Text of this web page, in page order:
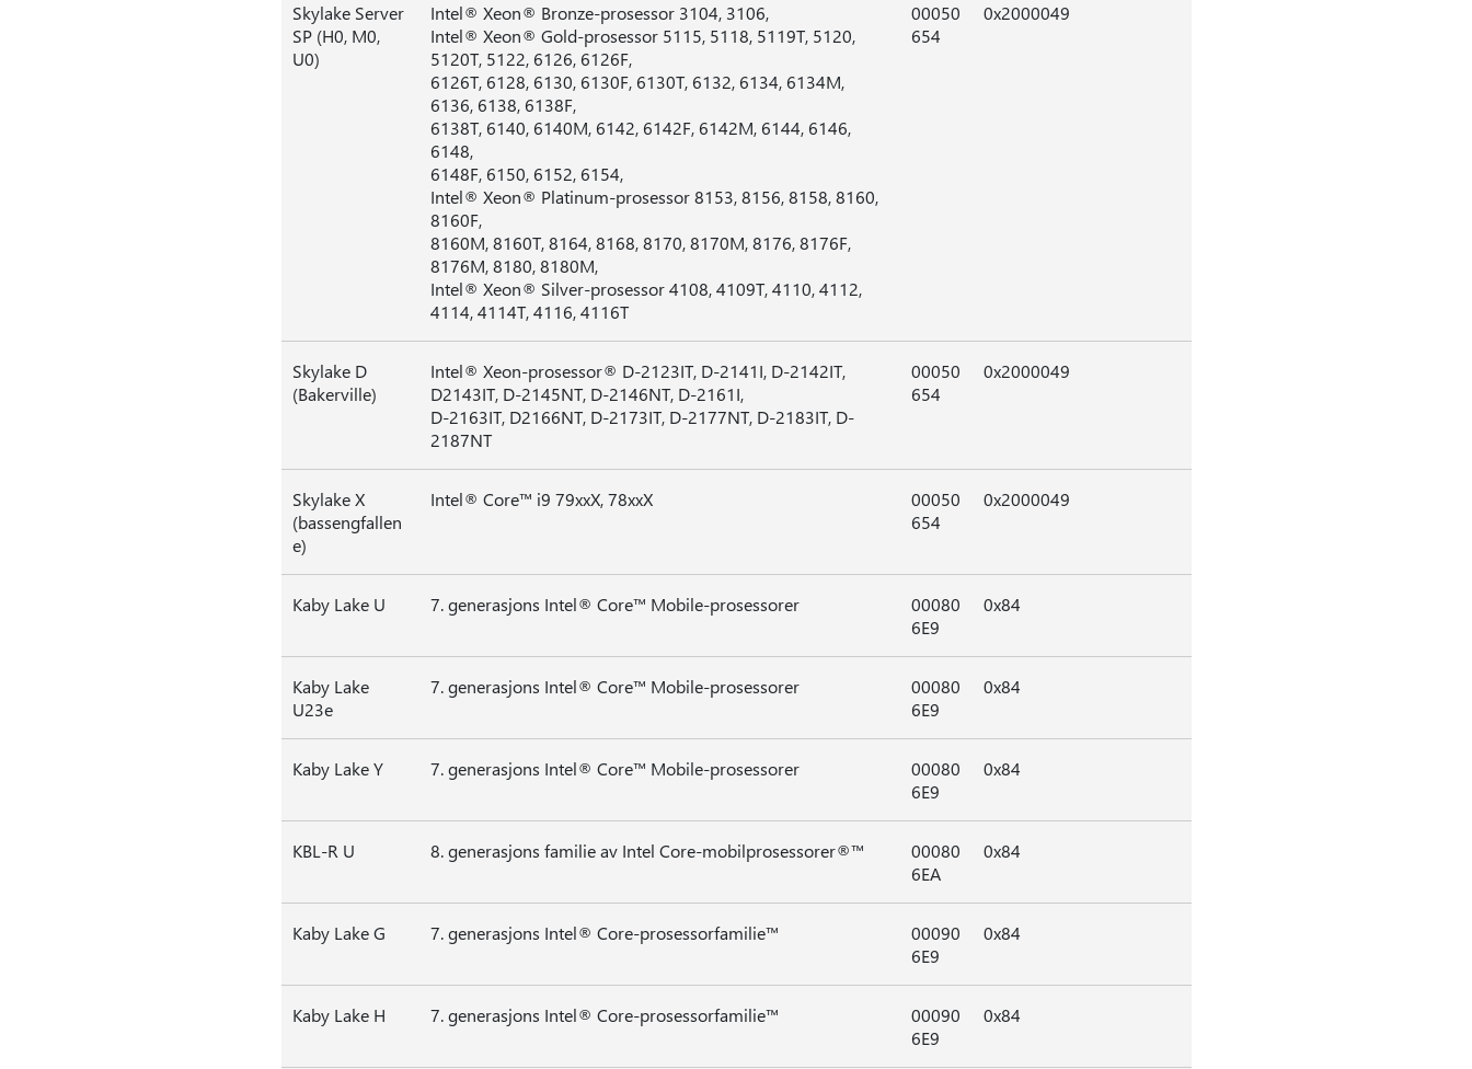
Skylake Server
SP (H0, M0,
U0)
Intel® Xeon® Bronze-prosessor 3104, 3106,
Intel® Xeon® Gold-prosessor 5115, 5118, 5119T, 5120,
5120T, 5122, 6126, 6126F,
6126T, 6128, 6130, 6130F, 6130T, 6132, 6134, 6134M,
6136, 6138, 6138F,
6138T, 6140, 6140M, 6142, 6142F, 6142M, 6144, 6146,
6148,
6148F, 6150, 6152, 6154,
Intel® Xeon® Platinum-prosessor 8153, 8156, 8158, 8160,
8160F,
8160M, 8160T, 8164, 8168, 8170, 8170M, 8176, 8176F,
8176M, 8180, 8180M,
Intel® Xeon® Silver-prosessor 4108, 4109T, 4110, 4112,
4114, 4114T, 4116, 4116T
00050
654
0x2000049
Skylake D
(Bakerville)
Intel® Xeon-prosessor® D-2123IT, D-2141I, D-2142IT,
D2143IT, D-2145NT, D-2146NT, D-2161I,
D-2163IT, D2166NT, D-2173IT, D-2177NT, D-2183IT, D-
2187NT
00050
654
0x2000049
Skylake X
(bassengfallen
e)
Intel® Core™ i9 79xxX, 78xxX
00050
654
0x2000049
Kaby Lake U 7. generasjons Intel® Core™ Mobile-prosessorer
00080
6E9
0x84
Kaby Lake
U23e
7. generasjons Intel® Core™ Mobile-prosessorer
00080
6E9
0x84
Kaby Lake Y 7. generasjons Intel® Core™ Mobile-prosessorer
00080
6E9
0x84
KBL-R U 8. generasjons familie av Intel Core-mobilprosessorer®™
00080
6EA
0x84
Kaby Lake G 7. generasjons Intel® Core-prosessorfamilie™
00090
6E9
0x84
Kaby Lake H 7. generasjons Intel® Core-prosessorfamilie™
00090
6E9
0x84